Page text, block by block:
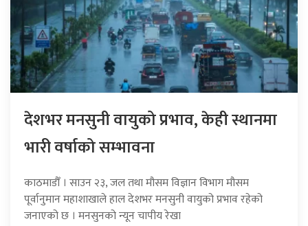
देशभर मनसुनी वायुको प्रभाव, केही स्थानमा
भारी वर्षाको सम्भावना
काठमाडौँ । साउन २३, जल तथा मौसम विज्ञान विभाग मौसम
पूर्वानुमान महाशाखाले हाल देशभर मनसुनी वायुको प्रभाव रहेको
जनाएको छ । मनसुनको न्यून चापीय रेखा